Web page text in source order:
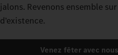
jalons. Revenons ensemble
d’existence.
Venez fêter avec